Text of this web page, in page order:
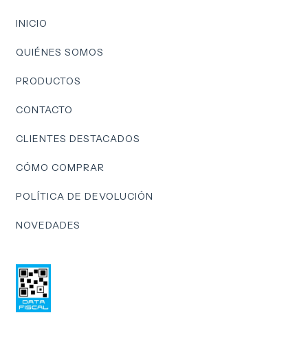
INICIO
QUIÉNES SOMOS
PRODUCTOS
CONTACTO
CLIENTES DESTACADOS
CÓMO COMPRAR
POLÍTICA DE DEVOLUCIÓN
NOVEDADES